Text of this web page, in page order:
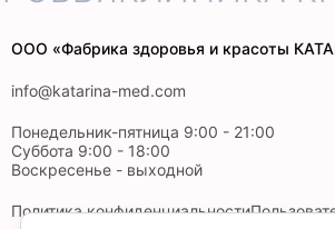
ООО «Фабрика здоровья и красоты
info@katarina-med.com
Понедельник-пятница 9:00 - 21:00
Суббота 9:00 - 18:00
Воскресенье - выходной
Политика конфиденциальности